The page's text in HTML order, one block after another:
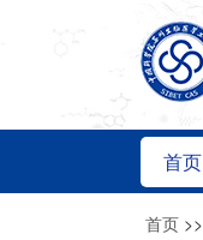
首页
首页 >>